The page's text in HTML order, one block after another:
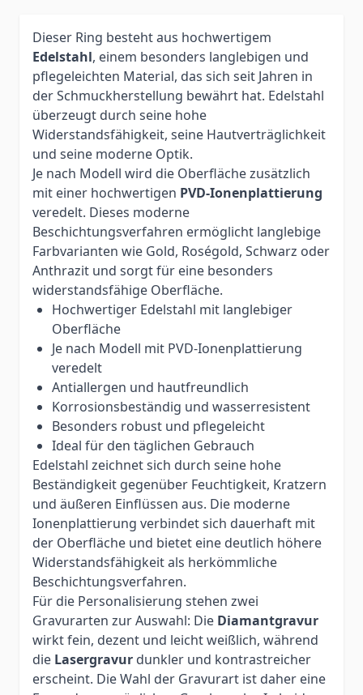
Dieser Ring besteht aus hochwertigem
Edelstahl, einem besonders langlebigen und
pflegeleichten Material, das sich seit Jahren in
der Schmuckherstellung bewährt hat. Edelstahl
überzeugt durch seine hohe
Widerstandsfähigkeit, seine Hautverträglichkeit
und seine moderne Optik.
Je nach Modell wird die Oberfläche zusätzlich
mit einer hochwertigen PVD-Ionenplattierung
veredelt. Dieses moderne
Beschichtungsverfahren ermöglicht langlebige
Farbvarianten wie Gold, Roségold, Schwarz oder
Anthrazit und sorgt für eine besonders
widerstandsfähige Oberfläche.
Hochwertiger Edelstahl mit langlebiger
Oberfläche
Je nach Modell mit PVD-Ionenplattierung
veredelt
Antiallergen und hautfreundlich
Korrosionsbeständig und wasserresistent
Besonders robust und pflegeleicht
Ideal für den täglichen Gebrauch
Edelstahl zeichnet sich durch seine hohe
Beständigkeit gegenüber Feuchtigkeit, Kratzern
und äußeren Einflüssen aus. Die moderne
Ionenplattierung verbindet sich dauerhaft mit
der Oberfläche und bietet eine deutlich höhere
Widerstandsfähigkeit als herkömmliche
Beschichtungsverfahren.
Für die Personalisierung stehen zwei
Gravurarten zur Auswahl: Die Diamantgravur
wirkt fein, dezent und leicht weißlich, während
die Lasergravur dunkler und kontrastreicher
erscheint. Die Wahl der Gravurart ist daher eine